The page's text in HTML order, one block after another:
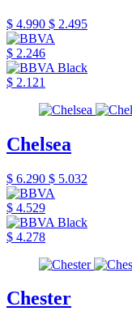
$ 4.990 $ 2.495
$ 2.246
$ 2.121
Chelsea
$ 6.290 $ 5.032
$ 4.529
$ 4.278
Chester